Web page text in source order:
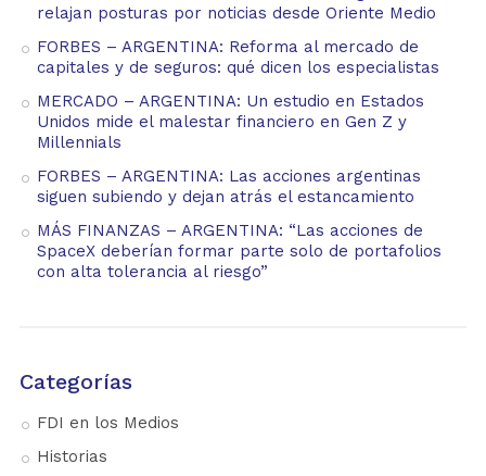
relajan posturas por noticias desde Oriente Medio
FORBES – ARGENTINA: Reforma al mercado de
capitales y de seguros: qué dicen los especialistas
MERCADO – ARGENTINA: Un estudio en Estados
Unidos mide el malestar financiero en Gen Z y
Millennials
FORBES – ARGENTINA: Las acciones argentinas
siguen subiendo y dejan atrás el estancamiento
MÁS FINANZAS – ARGENTINA: “Las acciones de
SpaceX deberían formar parte solo de portafolios
con alta tolerancia al riesgo”
Categorías
FDI en los Medios
Historias